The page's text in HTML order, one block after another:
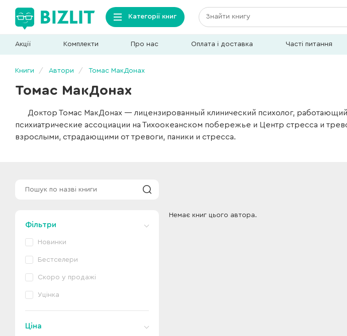
Категорії книг
Акції Комплекти Про нас Оплата і доставка Часті питання
Книги Автори Томас МакДонах
Томас МакДонах
Доктор Томас МакДонах — лицензированный клинический психолог,
психиатрические ассоциации на Тихоокеанском побережье и Центр стресса и
взрослыми, страдающими от тревоги, паники и стресса.
Фільтри
Новинки
Бестселери
Скоро у продажі
Уцінка
Ціна
Немає книг цього автора.